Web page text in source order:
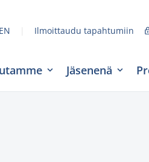
EN Ilmoittaudu tapahtumiin
Jäsenenä